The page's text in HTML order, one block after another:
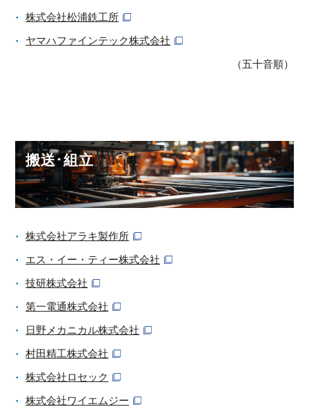
株式会社松浦鉄工所
ヤマハファインテック株式会社
（五十音順）
搬送･組立
株式会社アラキ製作所
エス・イー・ティー株式会社
技研株式会社
第一電通株式会社
日野メカニカル株式会社
村田精工株式会社
株式会社ロセック
株式会社ワイエムジー